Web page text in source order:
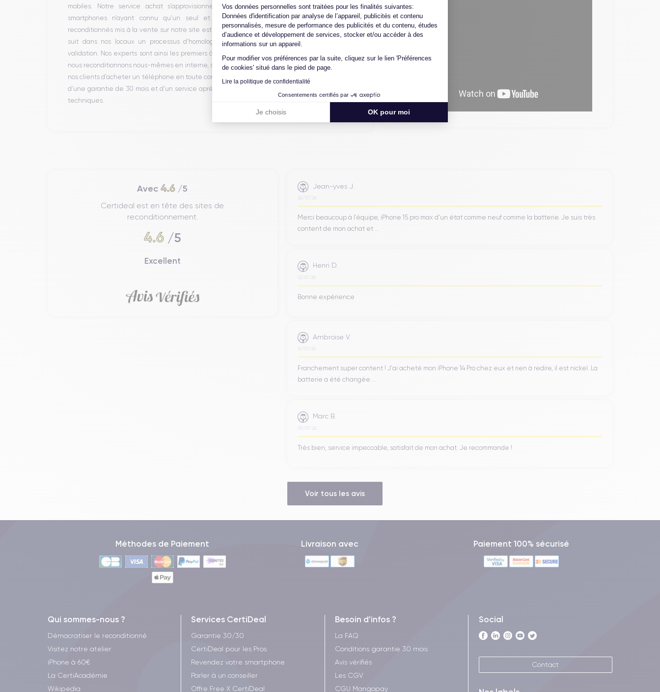
Vos données personnelles sont traitées pour les finalités suivantes:
Données d'identification par analyse de l’appareil, publicités et contenu
personnalisés, mesure de performance des publicités et du contenu, études
d’audience et développement de services, stocker et/ou accéder à des
informations sur un appareil.
Pour modifier vos préférences par la suite, cliquez sur le lien 'Préférences
de cookies' situé dans le pied de page.
Lire la politique de confidentialité
Consentements certifiés par
Je choisis OK pour moi
Axeptio consent
mobiles. Notre service achat s’approvisionne auprès d’opérateurs qui reprennent des
smartphones n’ayant connu qu’un seul et unique propriétaire. Chacun des produits
reconditionnés mis à la vente sur notre site est alors récupéré physiquement par nos soins et
suit dans nos locaux un processus d’homologation en trois étapes : vérification, test et
validation. Nos experts sont ainsi les premiers à intervenir techniquement sur le produit, que
nous reconditionnons nous-mêmes en interne, sans autre intermédiaire. C’est l’assurance pour
nos clients d’acheter un téléphone en toute confiance, reconditionné en France, accompagné
d’une garantie de 30 mois et d’un service après-vente en contact continu avec nos experts
techniques.
Avec4.6 /5
Certideal est en tête des sites de
reconditionnement.
4.6/5
Excellent
Jean-yves J.
26/07/26
Merci beaucoup à l’équipe, iPhone 15 pro max d’un état comme neuf comme la batterie. Je suis très
content de mon achat et ...
Henri D.
12/07/26
Bonne expérience
Ambroise V.
10/07/26
Franchement super content ! J'ai acheté mon iPhone 14 Pro chez eux et rien à redire, il est nickel. La
batterie a été changée ...
Marc B.
09/07/26
Très bien, service impeccable, satisfait de mon achat. Je recommande !
Voir tous les avis
Méthodes de Paiement Livraison avec Paiement 100% sécurisé
Qui sommes-nous ?
Démocratiser le reconditionné
Visitez notre atelier
iPhone à 60€
La CertiAcadémie
Wikipedia
Services CertiDeal
Garantie 30/30
CertiDeal pour les Pros
Revendez votre smartphone
Parler à un conseiller
Offre Free X CertiDeal
Besoin d'infos ?
La FAQ
Conditions garantie 30 mois
Avis vérifiés
Les CGV
CGU Mangopay
Social
Contact